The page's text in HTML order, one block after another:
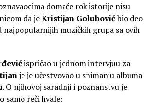
domaće rok istorije nisu
da jeKristijan Golubovićbio deo
najpopularnijih muzičkih grupa sa ovih
ispričao u jednom intervjuu za
je je učestvovao u snimanju albuma
. O njihovoj saradnji i poznanstvu je
samo reči hvale: